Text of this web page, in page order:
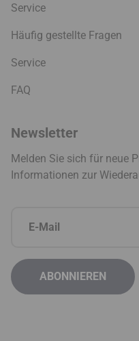
Service
Häufig gestellte Fragen
Service
FAQ
Newsletter
Melden Sie sich für neue
Informationen zur